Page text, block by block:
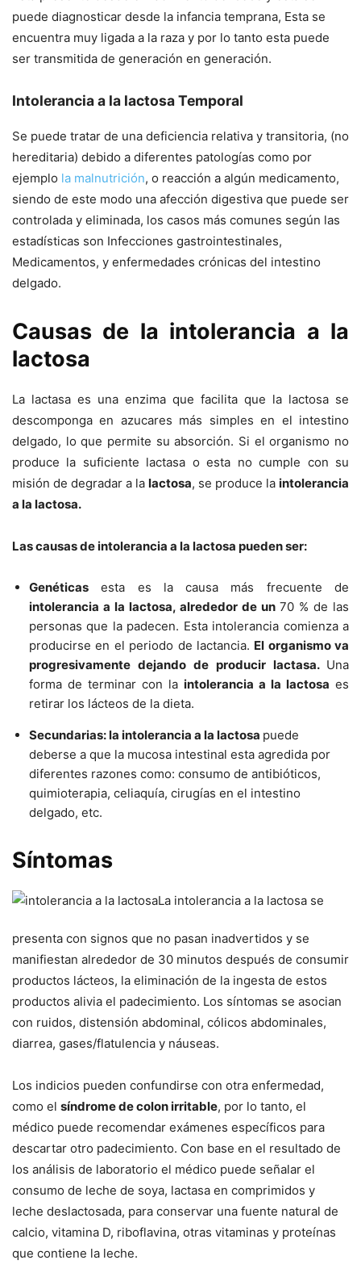
puede diagnosticar desde la infancia temprana, Esta se
encuentra muy ligada a la raza y por lo tanto esta puede
ser transmitida de generación en generación.
Intolerancia a la lactosa Temporal
Se puede tratar de una deficiencia relativa y transitoria, (no
hereditaria) debido a diferentes patologías como por
ejemplo la malnutrición, o reacción a algún medicamento,
siendo de este modo una afección digestiva que puede ser
controlada y eliminada, los casos más comunes según las
estadísticas son Infecciones gastrointestinales,
Medicamentos, y enfermedades crónicas del intestino
delgado.
Causas de la intolerancia a la
lactosa
La lactasa es una enzima que facilita que la lactosa se
descomponga en azucares más simples en el intestino
delgado, lo que permite su absorción. Si el organismo no
produce la suficiente lactasa o esta no cumple con su
misión de degradar a la lactosa, se produce la intolerancia
a la lactosa.
Las causas de intolerancia a la lactosa pueden ser:
Genéticas esta es la causa más frecuente de
intolerancia a la lactosa, alrededor de un 70 % de las
personas que la padecen. Esta intolerancia comienza a
producirse en el periodo de lactancia. El organismo va
progresivamente dejando de producir lactasa. Una
forma de terminar con la intolerancia a la lactosa es
retirar los lácteos de la dieta.
Secundarias: la intolerancia a la lactosa puede
deberse a que la mucosa intestinal esta agredida por
diferentes razones como: consumo de antibióticos,
quimioterapia, celiaquía, cirugías en el intestino
delgado, etc.
Síntomas
La intolerancia a la lactosa se
presenta con signos que no pasan inadvertidos y se
manifiestan alrededor de 30 minutos después de consumir
productos lácteos, la eliminación de la ingesta de estos
productos alivia el padecimiento. Los síntomas se asocian
con ruidos, distensión abdominal, cólicos abdominales,
diarrea, gases/flatulencia y náuseas.
Los indicios pueden confundirse con otra enfermedad,
como el síndrome de colon irritable, por lo tanto, el
médico puede recomendar exámenes específicos para
descartar otro padecimiento. Con base en el resultado de
los análisis de laboratorio el médico puede señalar el
consumo de leche de soya, lactasa en comprimidos y
leche deslactosada, para conservar una fuente natural de
calcio, vitamina D, riboflavina, otras vitaminas y proteínas
que contiene la leche.